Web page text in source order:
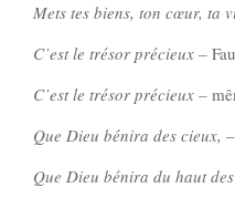
Mets tes biens, ton cœur, ta
C’est le trésor précieux –
C’est le trésor précieux –
Que Dieu bénira des cieux,
Que Dieu bénira du haut